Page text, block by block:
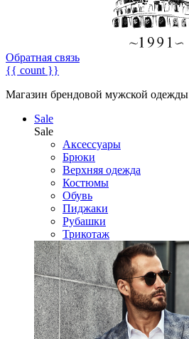
Обратная связь
{{ count }}
Магазин брендовой мужской одежды
Sale
Sale
Аксессуары
Брюки
Верхняя одежда
Костюмы
Обувь
Пиджаки
Рубашки
Трикотаж